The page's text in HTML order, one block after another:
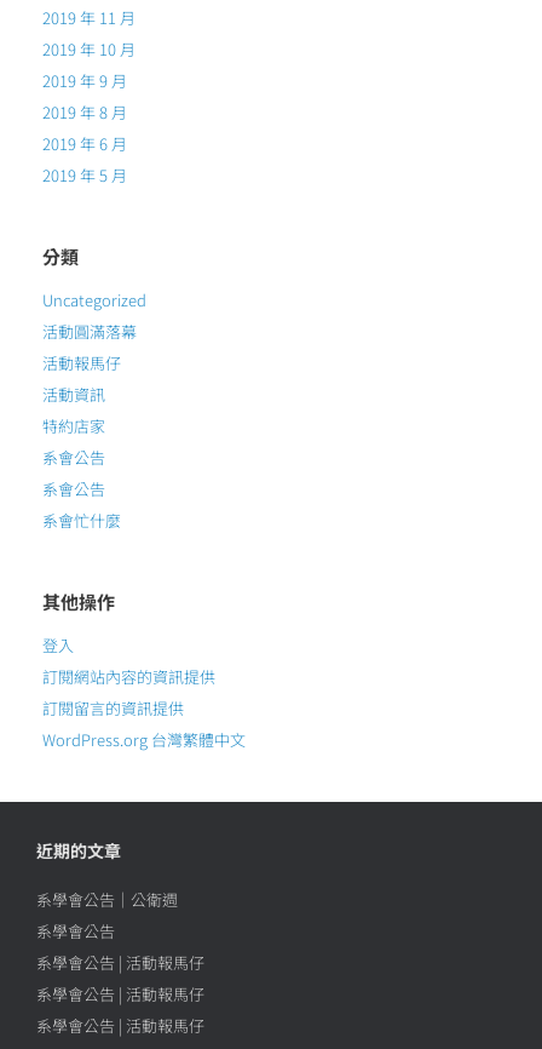
2019 年 11 月
2019 年 10 月
2019 年 9 月
2019 年 8 月
2019 年 6 月
2019 年 5 月
分類
Uncategorized
活動圓滿落幕
活動報馬仔
活動資訊
特約店家
系會公告
系會公告
系會忙什麼
其他操作
登入
訂閱網站內容的資訊提供
訂閱留言的資訊提供
WordPress.org 台灣繁體中文
近期的文章
系學會公告｜公衛週
系學會公告
系學會公告 | 活動報馬仔
系學會公告 | 活動報馬仔
系學會公告 | 活動報馬仔